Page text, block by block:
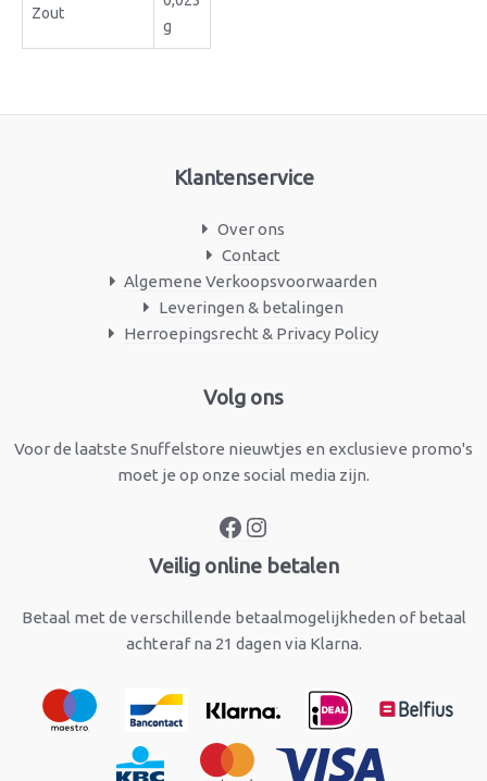
Zout
g
Klantenservice
Over ons
Contact
Algemene Verkoopsvoorwaarden
Leveringen & betalingen
Herroepingsrecht & Privacy Policy
Volg ons
Voor de laatste Snuffelstore nieuwtjes en exclusieve promo's
moet je op onze social media zijn.
Facebook
Veilig online betalen
Betaal met de verschillende betaalmogelijkheden of betaal
achteraf na 21 dagen via Klarna.